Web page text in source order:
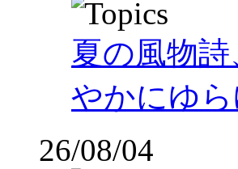
夏の風物
やかにゆ
26/08/04